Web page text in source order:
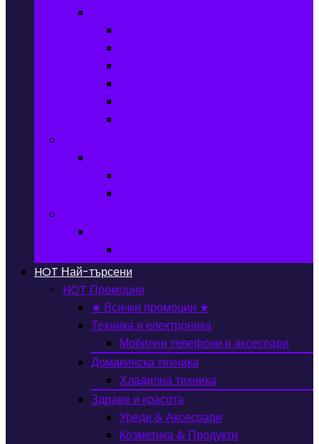
HOT Най-търсени
HOT Промоции
★ Всички промоции ★
Техника и електроника
Мобилни телефони и аксесоари
Домакинска техника
Хладилна техника
Здраве и красота
Уреди & Аксесоари
Козметика & Продукти